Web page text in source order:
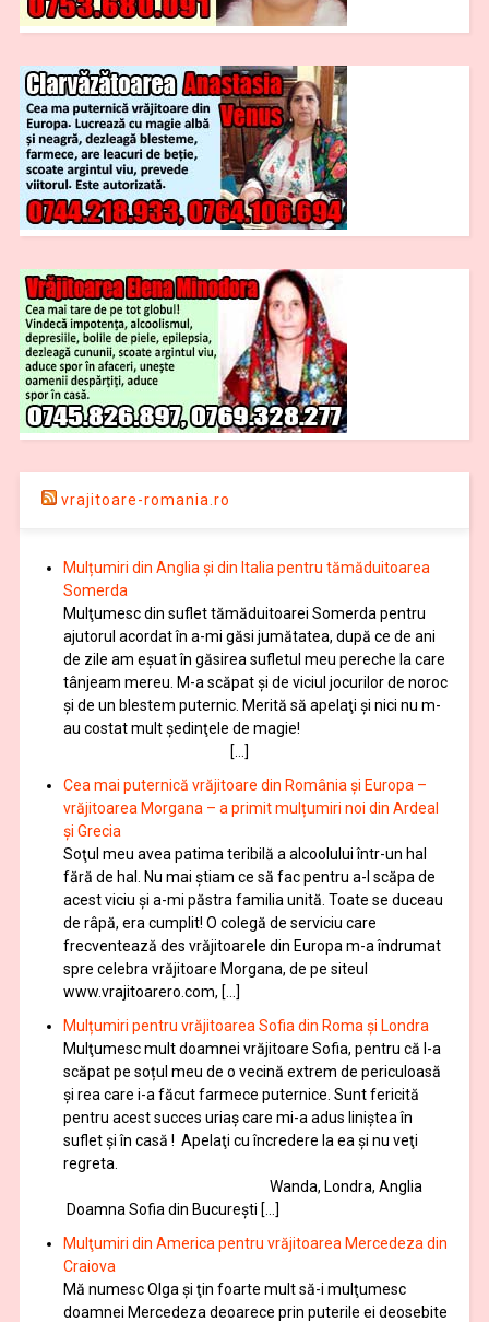
vrajitoare-romania.ro
Mulțumiri din Anglia și din Italia pentru tămăduitoarea
Somerda
Mulţumesc din suflet tămăduitoarei Somerda pentru
ajutorul acordat în a-mi găsi jumătatea, după ce de ani
de zile am eşuat în găsirea sufletul meu pereche la care
tânjeam mereu. M-a scăpat şi de viciul jocurilor de noroc
şi de un blestem puternic. Merită să apelaţi şi nici nu m-
au costat mult şedinţele de magie!
[…]
Cea mai puternică vrăjitoare din România și Europa –
vrăjitoarea Morgana – a primit mulțumiri noi din Ardeal
și Grecia
Soţul meu avea patima teribilă a alcoolului într-un hal
fără de hal. Nu mai ştiam ce să fac pentru a-l scăpa de
acest viciu şi a-mi păstra familia unită. Toate se duceau
de râpă, era cumplit! O colegă de serviciu care
frecventează des vrăjitoarele din Europa m-a îndrumat
spre celebra vrăjitoare Morgana, de pe siteul
www.vrajitoarero.com, […]
Mulțumiri pentru vrăjitoarea Sofia din Roma și Londra
Mulţumesc mult doamnei vrăjitoare Sofia, pentru că l-a
scăpat pe soțul meu de o vecină extrem de periculoasă
și rea care i-a făcut farmece puternice. Sunt fericită
pentru acest succes uriaș care mi-a adus liniștea în
suflet și în casă ! Apelaţi cu încredere la ea şi nu veţi
regreta.
Wanda, Londra, Anglia
Doamna Sofia din București […]
Mulţumiri din America pentru vrăjitoarea Mercedeza din
Craiova
Mă numesc Olga şi ţin foarte mult să-i mulţumesc
doamnei Mercedeza deoarece prin puterile ei deosebite